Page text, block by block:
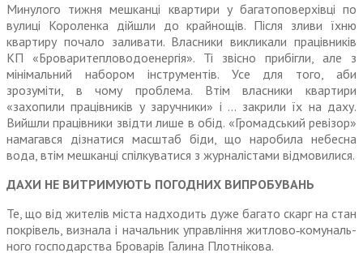
Минулого тижня мешканці квар­тири у багатоповерхівці по
вулиці Короленка дійшли до крайнощів. Після зливи їхню
квартиру почало заливати. Власники викликали працівників
КП «Броварите­пловодоенергія». Ті звісно при­бігли, але з
мінімальний набором інструментів. Усе для того, аби
зрозуміти, в чому проблема. Втім власники квартири
«захопили працівників у заручники» і … закрили їх на даху.
Вийшли працівники звідти лише в обід. «Громадський ревізор»
намагався дізнатися масштаб біди, що наро­била небесна
вода, втім мешканці спілкуватися з журналістами відмовилися.
ДАХИ НЕ ВИТРИМУЮТЬ ПОГОДНИХ ВИПРОБУВАНЬ
Те, що від жителів міста над­ходить дуже багато скарг на стан
покрівель, визнала і начальник управління житлово‑комуналь­
ного господарства Броварів Галина Плотнікова.